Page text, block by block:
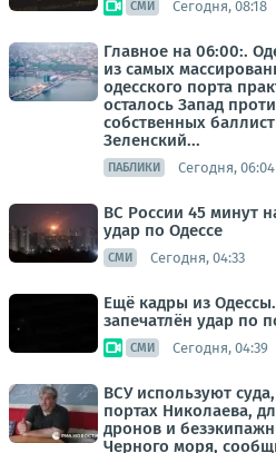
СМИ Сегодня, 08:18
Главное на 06:00:.
из самых
одесского порта
осталось Запад
собственных
Зеленский...
ПАБЛИКИ Сегодня, 06:04
ВС России 45 минут
удар по Одессе
СМИ Сегодня, 04:33
Ещё кадры из
запечатлён удар по
СМИ Сегодня, 04:39
ВСУ используют
портах Николаева,
дронов и
Черного моря,